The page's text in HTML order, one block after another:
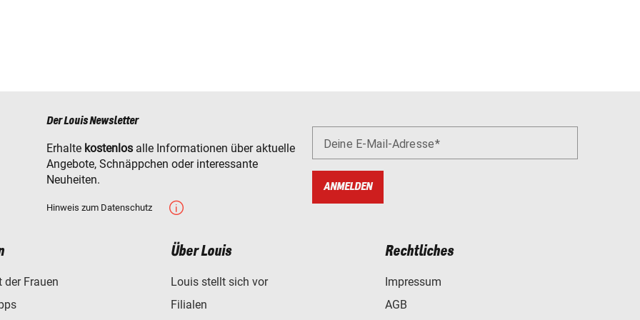
Der Louis Newsletter
Erhalte kostenlos alle Informationen über aktuelle
Angebote, Schnäppchen oder interessante
Neuheiten.
Hinweis zum Datenschutz
Deine E-Mail-Adresse
ANMELDEN
der Frauen
Über Louis
Louis stellt sich vor
Filialen
Rechtliches
Impressum
AGB